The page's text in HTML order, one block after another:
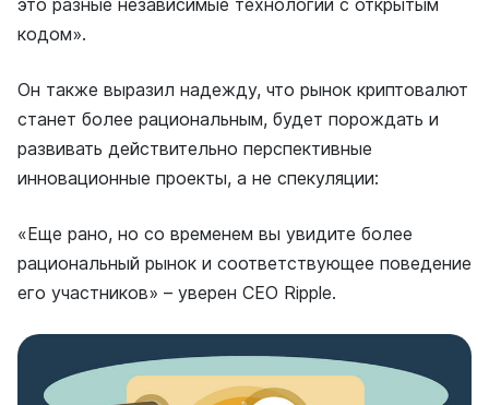
это разные независимые технологии с открытым
кодом».
Он также выразил надежду, что рынок криптовалют
станет более рациональным, будет порождать и
развивать действительно перспективные
инновационные проекты, а не спекуляции:
«Еще рано, но со временем вы увидите более
рациональный рынок и соответствующее поведение
его участников» – уверен СЕО Ripple.